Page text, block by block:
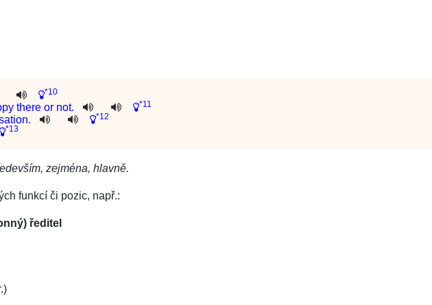
*10
there or not. *11
. *12
*13
zejména, hlavně.
funkcí či pozic, např.:
ředitel